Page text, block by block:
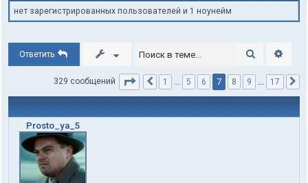
нет зарегистрированных пользователей и 1 ноунейм
Ответить Поиск
329 сообщений Страница из 17
Пред.
1 … 5 6 7 8 9 … 17
Prosto_ya_5